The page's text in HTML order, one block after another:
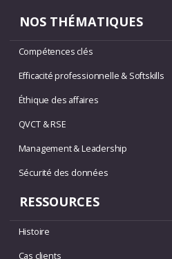
NOS THÉMATIQUES
Compétences clés
Efficacité professionnelle & Softskills
Éthique des affaires
QVCT & RSE
Management & Leadership
Sécurité des données
RESSOURCES
Histoire
Cas clients